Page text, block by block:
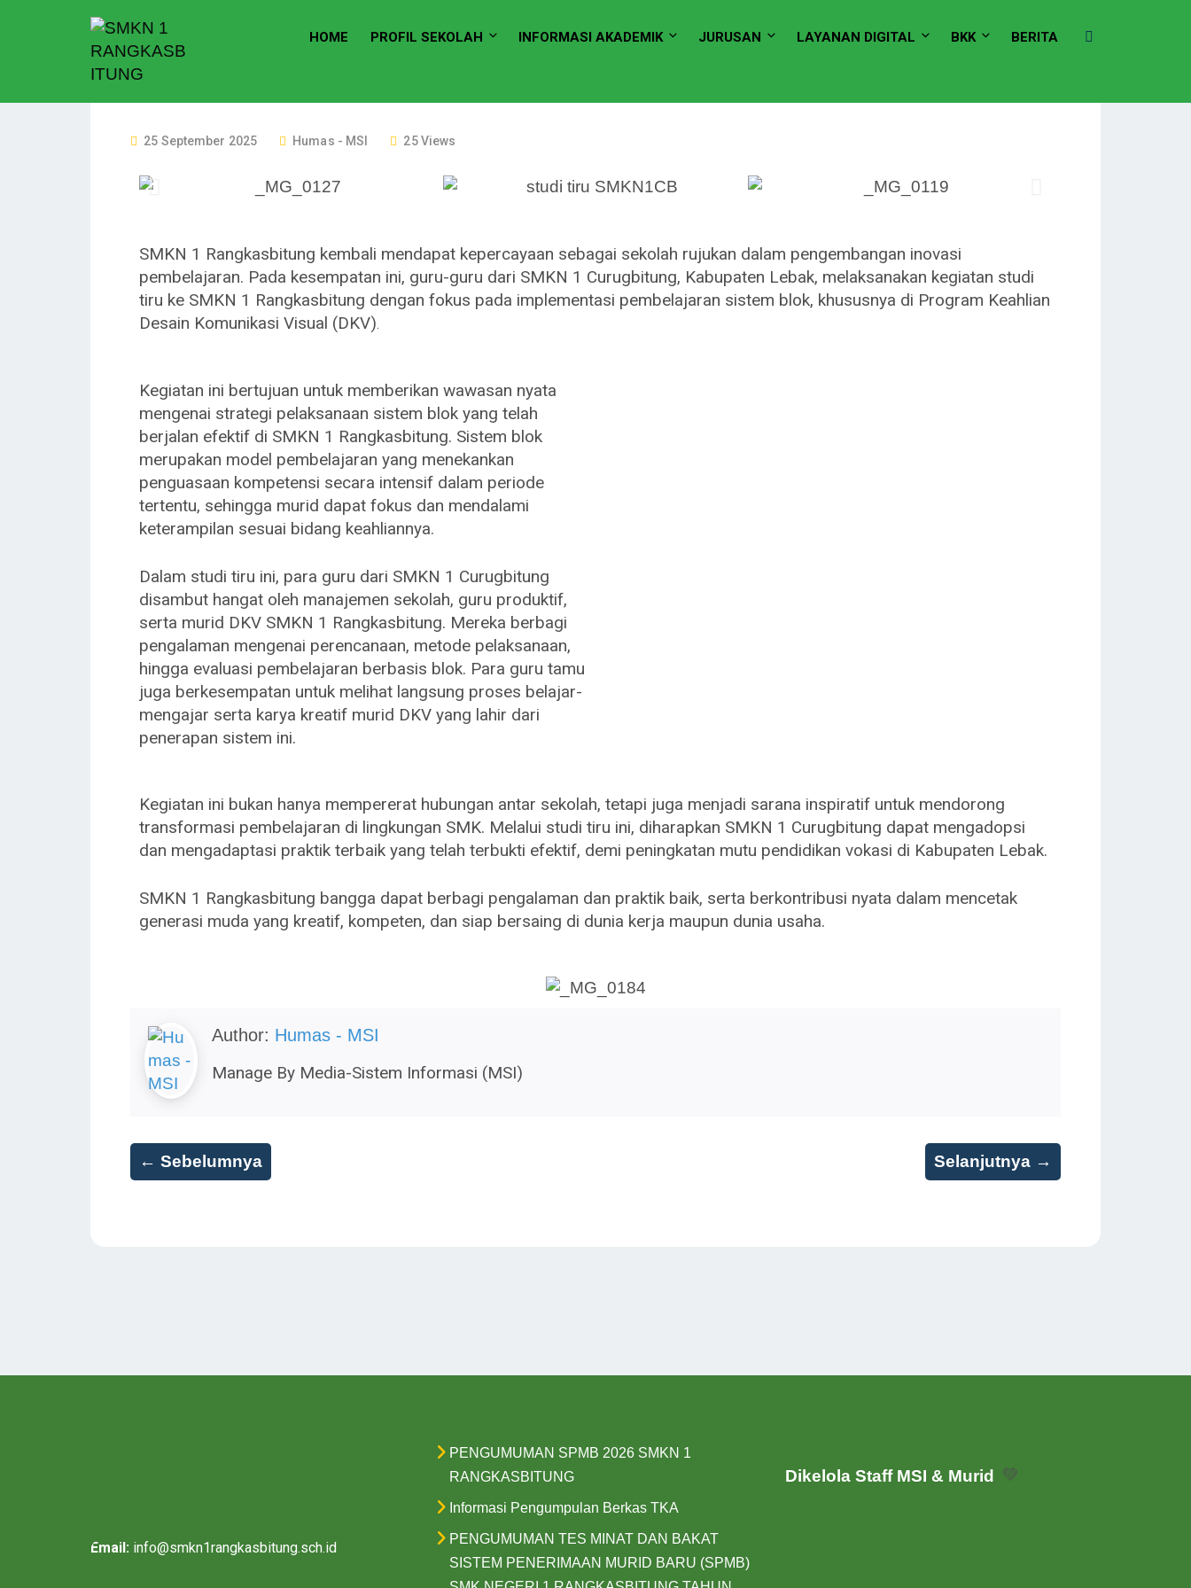
HOME PROFIL SEKOLAH INFORMASI AKADEMIK JURUSAN LAYANAN DIGITAL BKK BERITA
25 September 2025 Humas - MSI 25 Views
SMKN 1 Rangkasbitung kembali mendapat kepercayaan sebagai sekolah rujukan dalam pengembangan inovasi
pembelajaran. Pada kesempatan ini, guru-guru dari SMKN 1 Curugbitung, Kabupaten Lebak, melaksanakan kegiatan studi
tiru ke SMKN 1 Rangkasbitung dengan fokus pada implementasi pembelajaran sistem blok, khususnya di Program Keahlian
Desain Komunikasi Visual (DKV).
Kegiatan ini bertujuan untuk memberikan wawasan nyata
mengenai strategi pelaksanaan sistem blok yang telah
berjalan efektif di SMKN 1 Rangkasbitung. Sistem blok
merupakan model pembelajaran yang menekankan
penguasaan kompetensi secara intensif dalam periode
tertentu, sehingga murid dapat fokus dan mendalami
keterampilan sesuai bidang keahliannya.
Dalam studi tiru ini, para guru dari SMKN 1 Curugbitung
disambut hangat oleh manajemen sekolah, guru produktif,
serta murid DKV SMKN 1 Rangkasbitung. Mereka berbagi
pengalaman mengenai perencanaan, metode pelaksanaan,
hingga evaluasi pembelajaran berbasis blok. Para guru tamu
juga berkesempatan untuk melihat langsung proses belajar-
mengajar serta karya kreatif murid DKV yang lahir dari
penerapan sistem ini.
Kegiatan ini bukan hanya mempererat hubungan antar sekolah, tetapi juga menjadi sarana inspiratif untuk mendorong
transformasi pembelajaran di lingkungan SMK. Melalui studi tiru ini, diharapkan SMKN 1 Curugbitung dapat mengadopsi
dan mengadaptasi praktik terbaik yang telah terbukti efektif, demi peningkatan mutu pendidikan vokasi di Kabupaten Lebak.
SMKN 1 Rangkasbitung bangga dapat berbagi pengalaman dan praktik baik, serta berkontribusi nyata dalam mencetak
generasi muda yang kreatif, kompeten, dan siap bersaing di dunia kerja maupun dunia usaha.
Author: Humas - MSI
Manage By Media-Sistem Informasi (MSI)
← Sebelumnya Selanjutnya →
Email: info@smkn1rangkasbitung.sch.id
PENGUMUMAN SPMB 2026 SMKN 1
RANGKASBITUNG
Informasi Pengumpulan Berkas TKA
PENGUMUMAN TES MINAT DAN BAKAT
SISTEM PENERIMAAN MURID BARU (SPMB)
Dikelola Staff MSI & Murid 💚